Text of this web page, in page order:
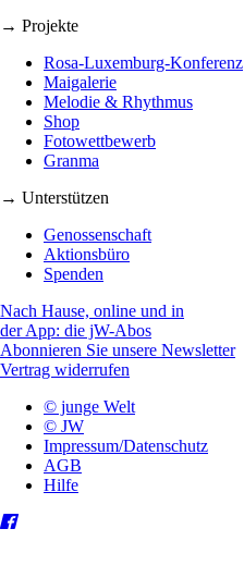
→ Projekte
Rosa-Luxemburg-Konferenz
Maigalerie
Melodie & Rhythmus
Shop
Fotowettbewerb
Granma
→ Unterstützen
Genossenschaft
Aktionsbüro
Spenden
Nach Hause, online und in
der App: die jW-Abos
Abonnieren Sie unsere Newsletter
Vertrag widerrufen
© junge Welt
© JW
Impressum/Datenschutz
AGB
Hilfe